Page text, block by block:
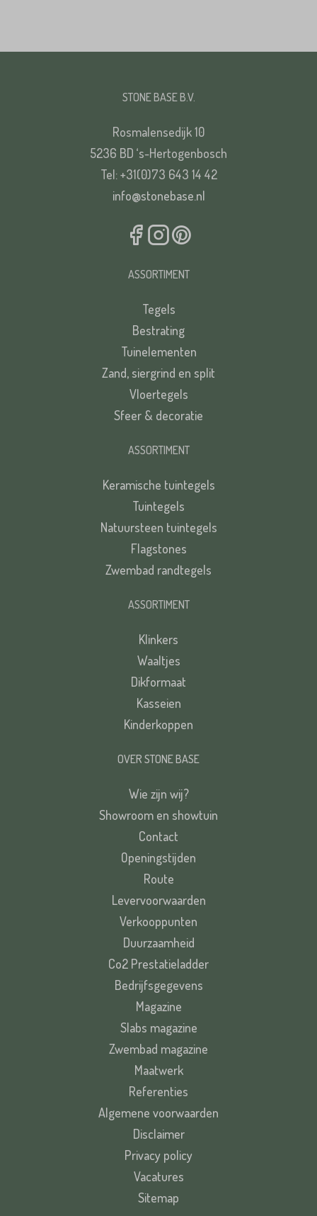
STONE BASE B.V.
Rosmalensedijk 10
5236 BD ‘s-Hertogenbosch
Tel: +31(0)73 643 14 42
info@stonebase.nl
ASSORTIMENT
Tegels
Bestrating
Tuinelementen
Zand, siergrind en split
Vloertegels
Sfeer & decoratie
ASSORTIMENT
Keramische tuintegels
Tuintegels
Natuursteen tuintegels
Flagstones
Zwembad randtegels
ASSORTIMENT
Klinkers
Waaltjes
Dikformaat
Kasseien
Kinderkoppen
OVER STONE BASE
Wie zijn wij?
Showroom en showtuin
Contact
Openingstijden
Route
Levervoorwaarden
Verkooppunten
Duurzaamheid
Co2 Prestatieladder
Bedrijfsgegevens
Magazine
Slabs magazine
Zwembad magazine
Maatwerk
Referenties
Algemene voorwaarden
Disclaimer
Privacy policy
Vacatures
Sitemap